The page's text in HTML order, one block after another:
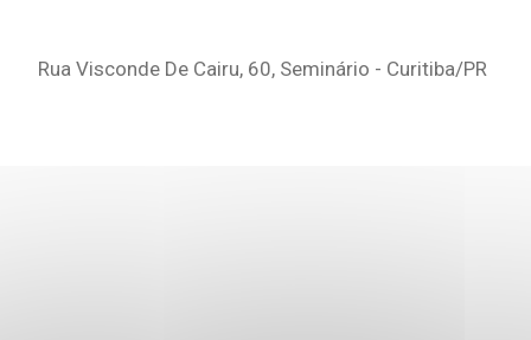
Rua Visconde De Cairu, 60, Seminário - Curitiba/PR